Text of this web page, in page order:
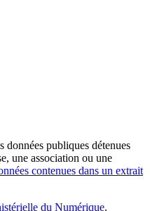
données publiques détenues
une association ou une
contenues dans un extrait
du Numérique.